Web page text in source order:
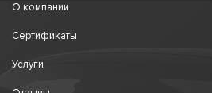
О компании
Сертификаты
Услуги